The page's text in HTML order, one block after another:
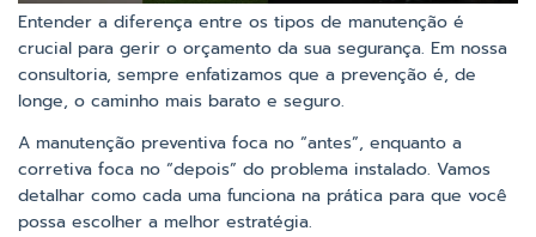
Entender a diferença entre os tipos de manutenção é
crucial para gerir o orçamento da sua segurança. Em nossa
consultoria, sempre enfatizamos que a prevenção é, de
longe, o caminho mais barato e seguro.
A manutenção preventiva foca no “antes”, enquanto a
corretiva foca no “depois” do problema instalado. Vamos
detalhar como cada uma funciona na prática para que você
possa escolher a melhor estratégia.